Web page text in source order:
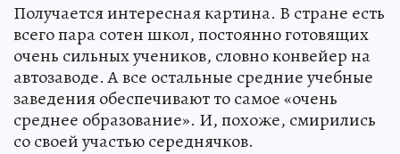
Получается интересная картина. В стране есть
всего пара сотен школ, постоянно готовящих
очень сильных учеников, словно конвейер на
автозаводе. А все остальные средние учебные
заведения обеспечивают то самое «очень
среднее образование». И, похоже, смирились
со своей участью середнячков.